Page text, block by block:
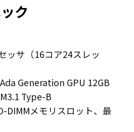
ク
ッサ（16コア24スレッ
Generation GPU 12GB
Type-B
DIMMメモリスロット、最